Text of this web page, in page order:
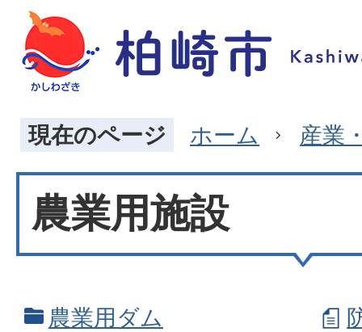
現在のページ ホーム 産業
農業用施設
農業用ダム